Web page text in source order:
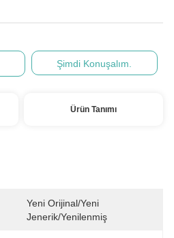
Şimdi Konuşalım.
Ürün Tanımı
Yeni Orijinal/Yeni
Jenerik/Yenilenmiş